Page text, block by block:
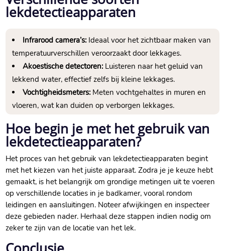
lekdetectieapparaten
Infrarood camera’s:Ideaal voor het zichtbaar maken van
temperatuurverschillen veroorzaakt door lekkages.
Akoestische detectoren:Luisteren naar het geluid van
lekkend water, effectief zelfs bij kleine lekkages.
Vochtigheidsmeters:Meten vochtgehaltes in muren en
vloeren, wat kan duiden op verborgen lekkages.
Hoe begin je met het gebruik van
lekdetectieapparaten?
Het proces van het gebruik van lekdetectieapparaten begint
met het kiezen van het juiste apparaat. Zodra je je keuze hebt
gemaakt, is het belangrijk om grondige metingen uit te voeren
op verschillende locaties in je badkamer, vooral rondom
leidingen en aansluitingen. Noteer afwijkingen en inspecteer
deze gebieden nader. Herhaal deze stappen indien nodig om
zeker te zijn van de locatie van het lek.